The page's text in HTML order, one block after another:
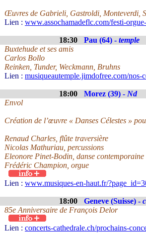
Œuvres de Gabrieli, Gastroldi, Monteverdi,
Lien : www.assochamadeflc.com/festi-
18:30 Pau (64) - temple
Buxtehude et ses amis
Carlos Bollo
Reinken, Tunder, Weckmann, Bruhns
Lien : musiqueautemple.jimdofree.com/nos-
18:00 Morez (39) - Nd
Envol
Création de l’œuvre « Danses Célestes »
Renaud Charles, flûte traversière
Nicolas Mathuriau, percussions
Eleonore Pinet-Bodin, danse contemporaine
Frédéric Champion, orgue
Lien : www.musiques-en-haut.fr/
18:00 Geneve (Suisse) -
85e Anniversaire de François Delor
Lien : concerts-cathedrale.ch/prochains-